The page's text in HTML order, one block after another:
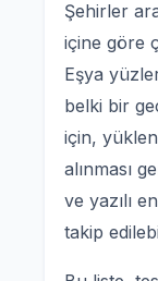
Şehirler
içine göre
Eşya
belki bir
için,
alınması
ve yazılı
takip